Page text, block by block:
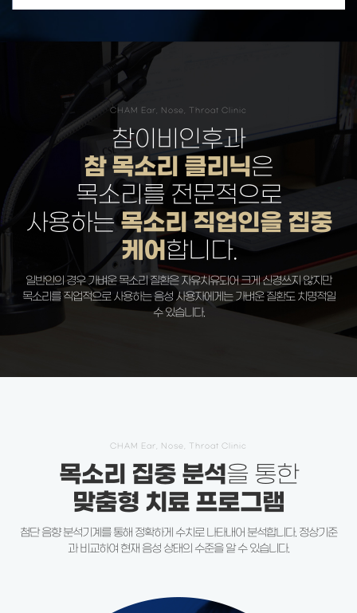
CHAM Ear, Nose, Throat Clinic
참이비인후과
참 목소리 클리닉은
목소리를 전문적으로
사용하는목소리 직업인을 집중
케어 합니다.
일반인의 경우 가벼운 목소리 질환은 자유치유되어 크게 신경쓰지 않지만
목소리를 직업적으로 사용하는 음성 사용자에게는 가벼운 질환도 치명적일
수 있습니다.
CHAM Ear, Nose, Throat Clinic
목소리 집중 분석을 통한
맞춤형 치료 프로그램
첨단 음향 분석기계를 통해 정확하게 수치로 나타내어 분석합니다. 정상기준
과 비교하여 현재 음성 상태의 수준을 알 수 있습니다.